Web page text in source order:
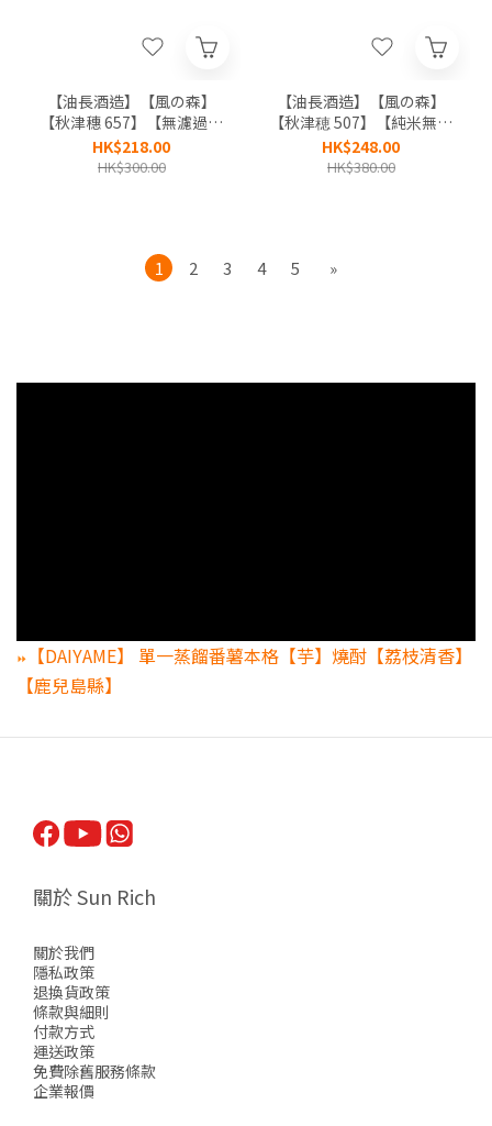
【油長酒造】【風の森】
【秋津穗 657】【無濾過生
原酒】【奈良縣】
HK$218.00
HK$300.00
【油長酒造】【風の森】
【秋津穂 507】【純米無濾
過生原酒】【奈良縣】
HK$248.00
HK$380.00
1 2 3 4 5 »
⏩
【DAIYAME】 單一蒸餾番薯本格【芋】燒酎【荔枝清香】
【鹿兒島縣】
關於 Sun Rich
關於我們
隱私政策
退換貨政策
條款與細則
付款方式
運送政策
免費除舊服務條款
企業報價